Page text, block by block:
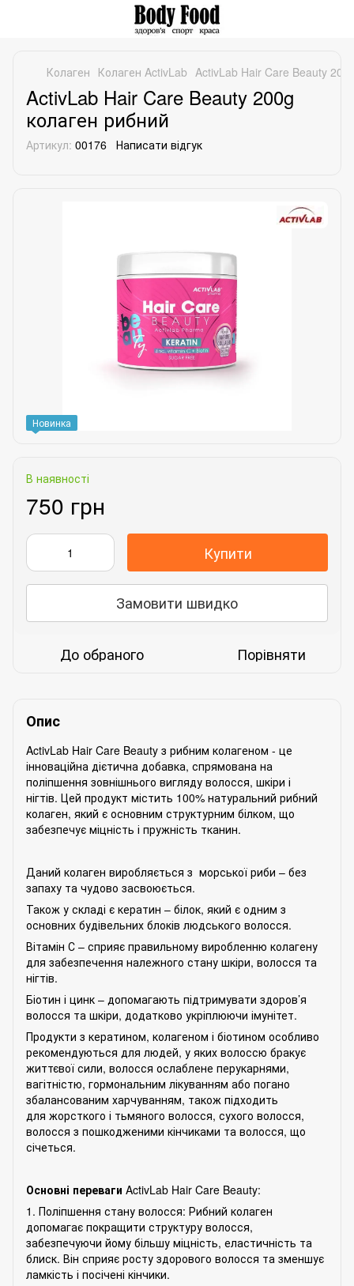
Колаген Колаген ActivLab ActivLab Hair Care Beauty
ActivLab Hair Care Beauty 200g
колаген рибний
Артикул: 00176 Написати відгук
Новинка
В наявності
750 грн
Купити
Замовити швидко
До обраного Порівняти
Опис
ActivLab Hair Care Beauty з рибним колагеном - це
інноваційна дієтична добавка, спрямована на
поліпшення зовнішнього вигляду волосся, шкіри і
нігтів. Цей продукт містить 100% натуральний рибний
колаген, який є основним структурним білком, що
забезпечує міцність і пружність тканин.
Даний колаген виробляється з морської риби – без
запаху та чудово засвоюється.
Також у складі є кератин – білок, який є одним з
основних будівельних блоків людського волосся.
Вітамін С – сприяє правильному виробленню колагену
для забезпечення належного стану шкіри, волосся та
нігтів.
Біотин і цинк – допомагають підтримувати здоров’я
волосся та шкіри, додатково укріплюючи імунітет.
Продукти з кератином, колагеном і біотином особливо
рекомендуються для людей, у яких волоссю бракує
життєвої сили, волосся ослаблене перукарнями,
вагітністю, гормональним лікуванням або погано
збалансованим харчуванням, також підходить
для жорсткого і тьмяного волосся, сухого волосся,
волосся з пошкодженими кінчиками та волосся, що
січеться.
Основні переваги ActivLab Hair Care Beauty:
1. Поліпшення стану волосся: Рибний колаген
допомагає покращити структуру волосся,
забезпечуючи йому більшу міцність, еластичність та
блиск. Він сприяє росту здорового волосся та зменшує
ламкість і посічені кінчики.